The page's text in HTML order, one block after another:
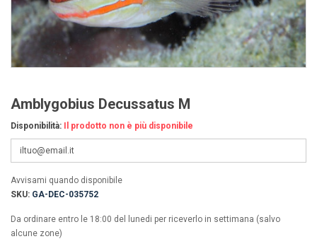
Amblygobius Decussatus M
Disponibilità: Il prodotto non è più disponibile
Avvisami quando disponibile
SKU: GA-DEC-035752
Da ordinare entro le 18:00 del lunedi per riceverlo in settimana (salvo
alcune zone)